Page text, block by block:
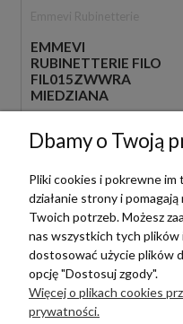
EMMEVI
RUBINETTERIE FILO
FIL015ZWWRA
MIEDZIANA
SZCZOTKOWANA
BATERIA WANNOWA
2 399,00 zł szt.
Dbamy o Twoją
Pliki cookies i pokrewne
działanie strony i
Twoich potrzeb. Możesz
nas wszystkich tych plików
dostosować użycie plików
opcję "Dostosuj zgody".
Więcej o plikach cookies
prywatności.